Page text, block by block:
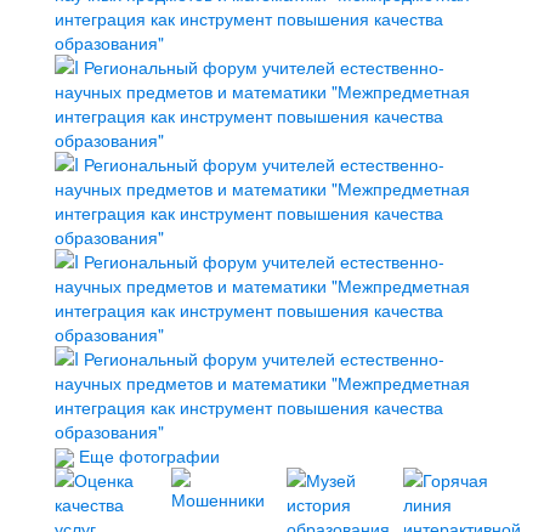
Еще фотографии